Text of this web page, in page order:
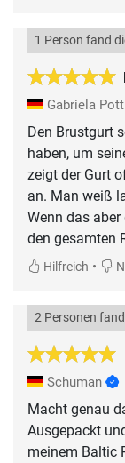
1 Person fand
Gabriela Pott
Den Brustgurt
haben, um
zeigt der Gurt
an. Man weiß
Wenn das
den gesamten
Hilfreich •
2 Personen
Schuman
Macht genau
Ausgepackt
meinem Baltic